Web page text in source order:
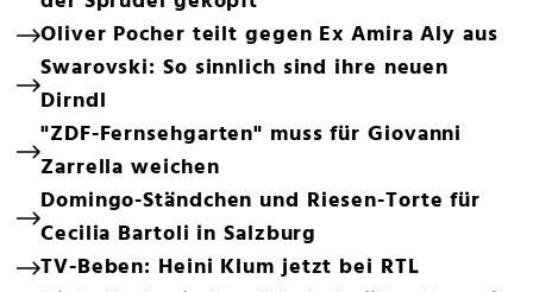
Oliver Pocher teilt gegen Ex Amira Aly aus
Swarovski: So sinnlich sind ihre neuen
Dirndl
"ZDF-Fernsehgarten" muss für Giovanni
Zarrella weichen
Domingo-Ständchen und Riesen-Torte für
Cecilia Bartoli in Salzburg
TV-Beben: Heini Klum jetzt bei RTL